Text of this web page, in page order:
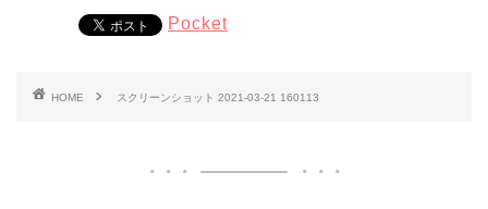
Pocket
HOME スクリーンショット 2021-03-21 160113